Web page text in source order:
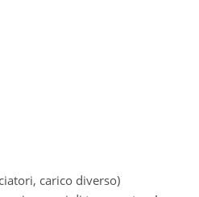
carico diverso)